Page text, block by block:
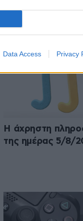
Data Access Privacy
Η άχρηστη
της ημέρας 5/8/